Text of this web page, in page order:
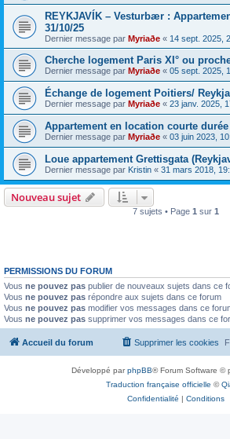
REYKJAVÍK – Vesturbær :
31/10/25
Dernier message par Myriaðe « 14 sept. 2025,
Cherche logement Paris XI° ou
Dernier message par Myriaðe « 05 sept. 2025,
Échange de logement Poitiers/
Dernier message par Myriaðe « 23 janv. 2025,
Appartement en location courte
Dernier message par Myriaðe « 03 juin 2023,
Loue appartement Grettisgata
Dernier message par Kristin « 31 mars 2018,
Nouveau sujet
7 sujets • Page 1 sur 1
PERMISSIONS DU FORUM
Vous ne pouvez pas publier de nouveaux sujets dans ce
Vous ne pouvez pas répondre aux sujets dans ce forum
Vous ne pouvez pas modifier vos messages dans ce
Vous ne pouvez pas supprimer vos messages dans ce
Accueil du forum Supprimer les cookies
Développé parphpBB® Forum Software ©
Traduction française officielle ©
Confidentialité | Conditions